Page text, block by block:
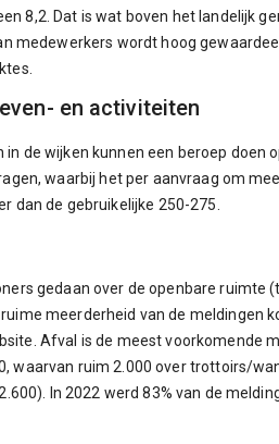
8,2. Dat is wat boven het landelijk
medewerkers wordt hoog
en activiteiten
de wijken kunnen een beroep doen
waarbij het per aanvraag om
dan de gebruikelijke 250-275.
gedaan over de openbare ruimte
meerderheid van de meldingen
Afval is de meest voorkomende
waarvan ruim 2.000 over trottoirs/
In 2022 werd 83% van de